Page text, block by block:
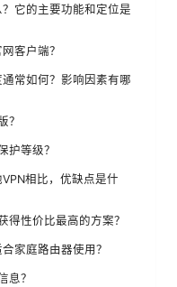
它的主要功能和定位是
客户端？
常如何？影响因素有哪
？
护等级？
相比，优缺点是什
得性价比最高的方案？
家庭路由器使用？
息？